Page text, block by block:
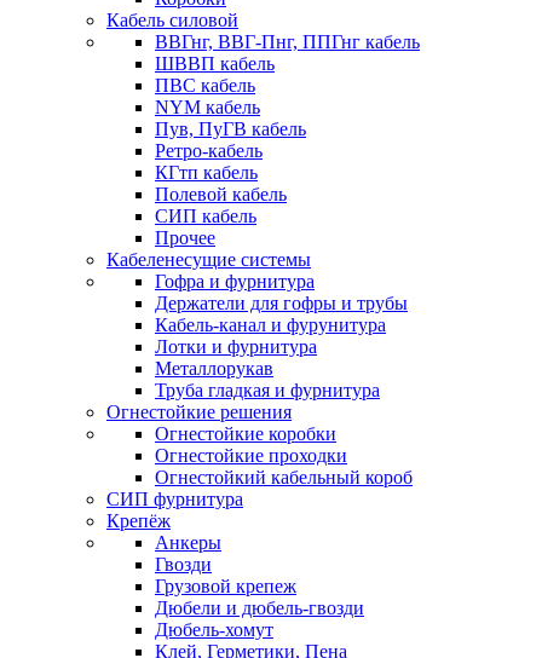
Кабель силовой
ВВГнг, ВВГ-Пнг, ППГнг кабель
ШВВП кабель
ПВС кабель
NYM кабель
Пув, ПуГВ кабель
Ретро-кабель
КГтп кабель
Полевой кабель
СИП кабель
Прочее
Кабеленесущие системы
Гофра и фурнитура
Держатели для гофры и трубы
Кабель-канал и фурунитура
Лотки и фурнитура
Металлорукав
Труба гладкая и фурнитура
Огнестойкие решения
Огнестойкие коробки
Огнестойкие проходки
Огнестойкий кабельный короб
СИП фурнитура
Крепёж
Анкеры
Гвозди
Грузовой крепеж
Дюбели и дюбель-гвозди
Дюбель-хомут
Клей, Герметики, Пена